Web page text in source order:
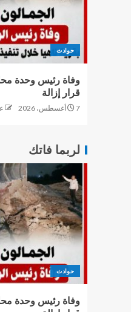
حوادث
وفاة رئيس وحدة
قرار إزالة
7 أغسطس، 2026
لربما فاتك
حوادث
وفاة رئيس وحدة